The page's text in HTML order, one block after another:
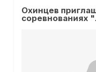
Охинцев
соревнованиях